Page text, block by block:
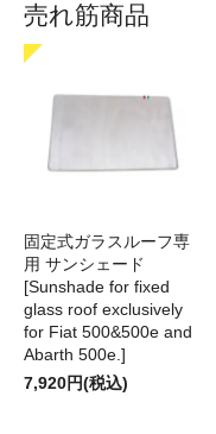
売れ筋商品
固定式ガラスルーフ専
用 サンシェード
[Sunshade for fixed
glass roof exclusively
for Fiat 500&500e and
Abarth 500e.]
7,920円(税込)